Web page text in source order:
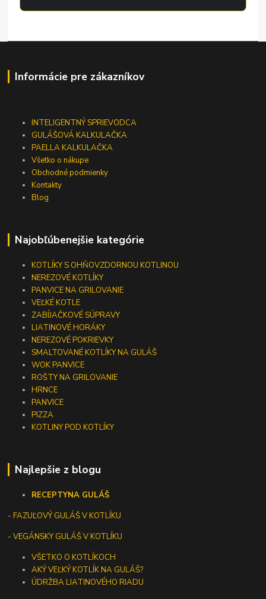
Informácie pre zákazníkov
INTELIGENTNÝ SPRIEVODCA
GULÁŠOVÁ KALKULAČKA
PAELLA KALKULAČKA
Všetko o nákupe
Obchodné podmienky
Kontakty
Blog
Najobľúbenejšie kategórie
KOTLÍKY S OHŇOVZDORNOU KOTLINOU
NEREZOVÉ KOTLÍKY
PANVICE NA GRILOVANIE
VEĽKÉ KOTLE
ZABÍJAČKOVÉ SÚPRAVY
LIATINOVÉ HORÁKY
NEREZOVÉ POKRIEVKY
SMALTOVANÉ KOTLÍKY NA GULÁŠ
WOK PANVICE
ROŠTY NA GRILOVANIE
HRNCE
PANVICE
PIZZA
KOTLINY POD KOTLÍKY
Najlepšie z blogu
RECEPTYNA GULÁŠ
-FAZUĽOVÝ GULÁŠ V KOTLÍKU
- VEGÁNSKY GULÁŠ V KOTLÍKU
VŠETKO O KOTLÍKOCH
AKÝ VEĽKÝ KOTLÍK NA GULÁŠ?
ÚDRŽBA LIATINOVÉHO RIADU